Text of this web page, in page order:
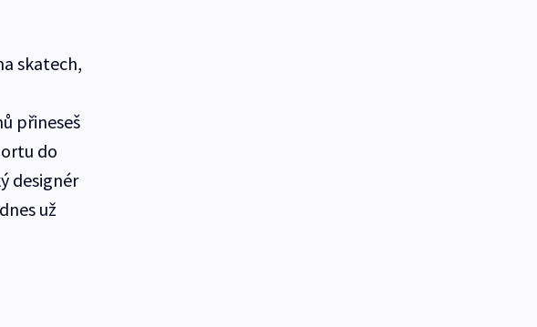
skatech,
přineseš
do
designér
už